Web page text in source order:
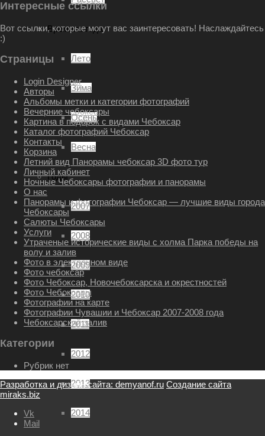
Времена года
Лето
Зима
Осень
Весна
Годы
2007
2008
2009
2010
2011
2012
2013
2014
Интересные ссылки
Вот ссылки, которые могут вас заинтересовать! Наслаждайтесь
:)
Страницы
Login Designer
Авторы
Альбомы метки и категории фотографий
Вечерние чебоксары
Картина в подарок с видами Чебоксар
Каталог фотографий Чебоксар
Контакты
Корзина
Летний вид Панорамы чебоксар 3D фото тур
Личный кабинет
Ночные Чебоксары фотографии и панорамы
О нас
Панорамы и фотографии Чебоксар — лучшие виды города
Чебоксары
Салюты Чебоксары
Услуги
Утраченые исторические виды с холма Парка победы на
волу и залив
Фото в электронном виде
Фото чебоксар
Фото Чебоксар, Новочебоксарска и окрестностей
Фото Чебоксары
Фотографии на карте
Фотографии Чувашии и Чебоксар 2007-2008 года
Чебоксарский залив
Категории
Рубрик нет
Разработка и дизайн сайта: demyanof.ru Создание сайта
miraks.biz
Vk
Mail